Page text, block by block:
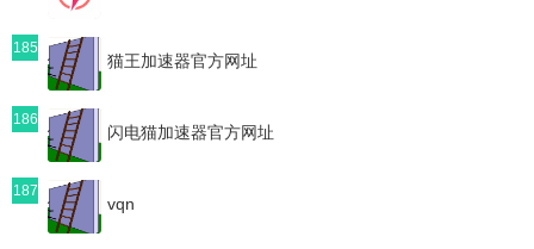
185
猫王加速器官方网址
186
闪电猫加速器官方网址
187
vqn